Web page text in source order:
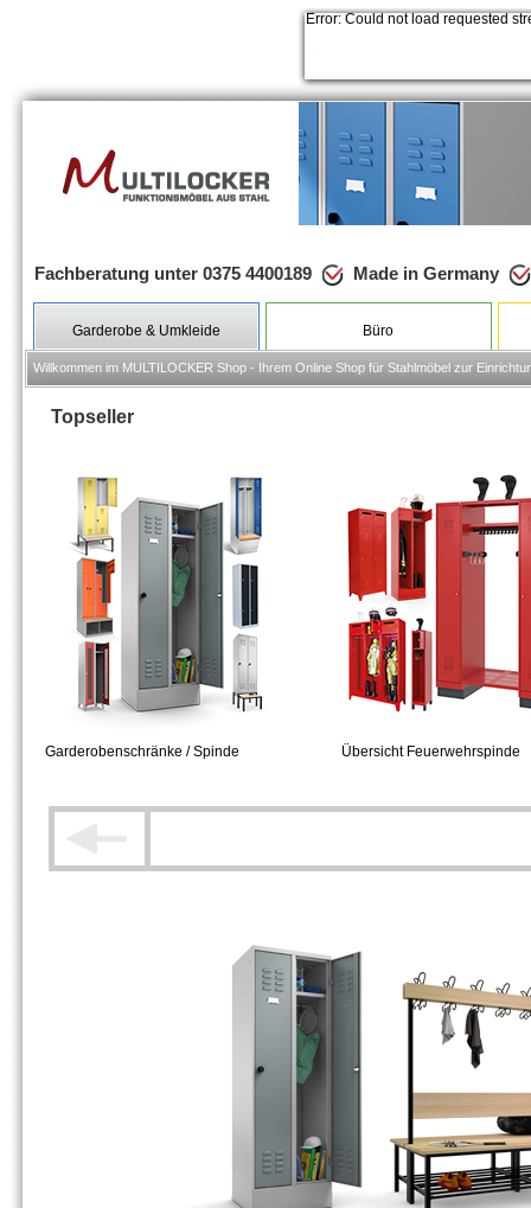
Error: Could not load requested
Fachberatung unter 0375 4400189 Made in Germany
Garderobe & Umkleide Büro
Willkommen im MULTILOCKER Shop - Ihrem Online Shop für Stahlmöbel zur
Topseller
Garderobenschränke / Spinde Übersicht Feuerwehrspinde